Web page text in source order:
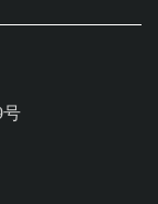
号